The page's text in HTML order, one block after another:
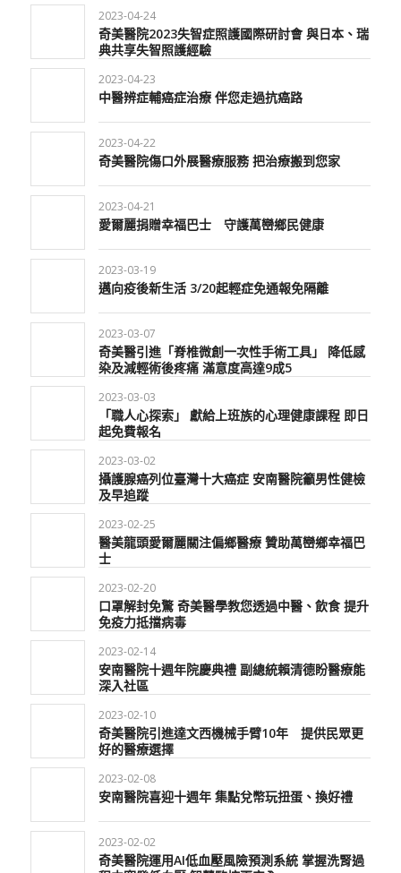
2023-04-24
奇美醫院2023失智症照護國際研討會 與日本、瑞
典共享失智照護經驗
2023-04-23
中醫辨症輔癌症治療 伴您走過抗癌路
2023-04-22
奇美醫院傷口外展醫療服務 把治療搬到您家
2023-04-21
愛爾麗捐贈幸福巴士 守護萬巒鄉民健康
2023-03-19
邁向疫後新生活 3/20起輕症免通報免隔離
2023-03-07
奇美醫引進「脊椎微創一次性手術工具」 降低感
染及減輕術後疼痛 滿意度高達9成5
2023-03-03
「職人心探索」 獻給上班族的心理健康課程 即日
起免費報名
2023-03-02
攝護腺癌列位臺灣十大癌症 安南醫院籲男性健檢
及早追蹤
2023-02-25
醫美龍頭愛爾麗關注偏鄉醫療 贊助萬巒鄉幸福巴
士
2023-02-20
口罩解封免驚 奇美醫學教您透過中醫、飲食 提升
免疫力抵擋病毒
2023-02-14
安南醫院十週年院慶典禮 副總統賴清德盼醫療能
深入社區
2023-02-10
奇美醫院引進達文西機械手臂10年 提供民眾更
好的醫療選擇
2023-02-08
安南醫院喜迎十週年 集點兌幣玩扭蛋、換好禮
2023-02-02
奇美醫院運用AI低血壓風險預測系統 掌握洗腎過